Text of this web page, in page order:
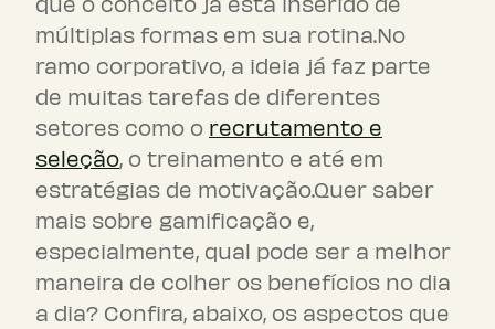
múltiplas formas em sua rotina.No
ramo corporativo, a ideia já faz parte
de muitas tarefas de diferentes
setores como o recrutamento e
seleção, o treinamento e até em
estratégias de motivação.Quer saber
mais sobre gamificação e,
especialmente, qual pode ser a melhor
maneira de colher os benefícios no dia
a dia? Confira, abaixo, os aspectos que